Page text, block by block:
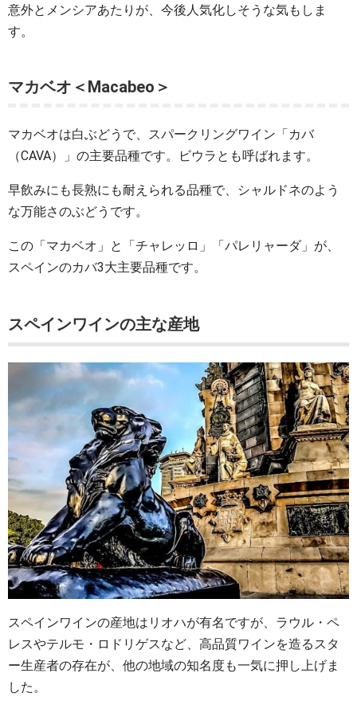
意外とメンシアあたりが、今後人気化しそうな気もしま
す。
マカベオ＜Macabeo＞
マカベオは白ぶどうで、スパークリングワイン「カバ
（CAVA）」の主要品種です。ビウラとも呼ばれます。
早飲みにも長熟にも耐えられる品種で、シャルドネのよう
な万能さのぶどうです。
この「マカベオ」と「チャレッロ」「パレリャーダ」が、
スペインのカバ3大主要品種です。
スペインワインの主な産地
スペインワインの産地はリオハが有名ですが、ラウル・ペ
レスやテルモ・ロドリゲスなど、高品質ワインを造るスタ
ー生産者の存在が、他の地域の知名度も一気に押し上げま
した。